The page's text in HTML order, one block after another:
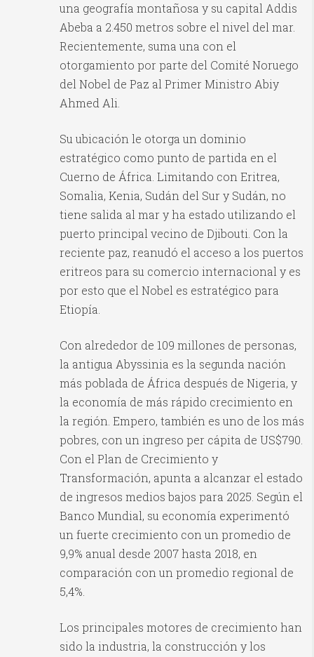
una geografía montañosa y su capital Addis
Abeba a 2.450 metros sobre el nivel del mar.
Recientemente, suma una con el
otorgamiento por parte del Comité Noruego
del Nobel de Paz al Primer Ministro Abiy
Ahmed Ali.
Su ubicación le otorga un dominio
estratégico como punto de partida en el
Cuerno de África. Limitando con Eritrea,
Somalia, Kenia, Sudán del Sur y Sudán, no
tiene salida al mar y ha estado utilizando el
puerto principal vecino de Djibouti. Con la
reciente paz, reanudó el acceso a los puertos
eritreos para su comercio internacional y es
por esto que el Nobel es estratégico para
Etiopía.
Con alrededor de 109 millones de personas,
la antigua Abyssinia es la segunda nación
más poblada de África después de Nigeria, y
la economía de más rápido crecimiento en
la región. Empero, también es uno de los más
pobres, con un ingreso per cápita de US$790.
Con el Plan de Crecimiento y
Transformación, apunta a alcanzar el estado
de ingresos medios bajos para 2025. Según el
Banco Mundial, su economía experimentó
un fuerte crecimiento con un promedio de
9,9% anual desde 2007 hasta 2018, en
comparación con un promedio regional de
5,4%.
Los principales motores de crecimiento han
sido la industria, la construcción y los